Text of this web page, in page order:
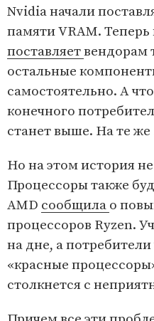
Nvidia начали
памяти VRAM. Теперь
поставляетвендорам
остальные
самостоятельно. А
конечного
станет выше. На те же
Но на этом история не
Процессоры также
AMD сообщила о
процессоров Ryzen.
на дне, а
«красные
столкнется с